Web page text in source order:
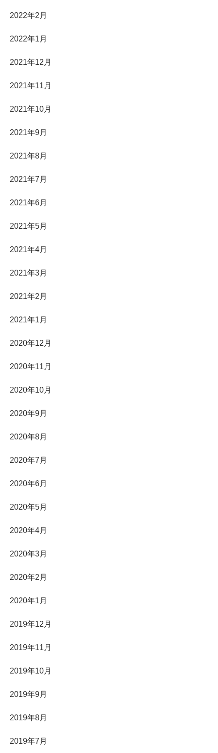
2022年2月
2022年1月
2021年12月
2021年11月
2021年10月
2021年9月
2021年8月
2021年7月
2021年6月
2021年5月
2021年4月
2021年3月
2021年2月
2021年1月
2020年12月
2020年11月
2020年10月
2020年9月
2020年8月
2020年7月
2020年6月
2020年5月
2020年4月
2020年3月
2020年2月
2020年1月
2019年12月
2019年11月
2019年10月
2019年9月
2019年8月
2019年7月